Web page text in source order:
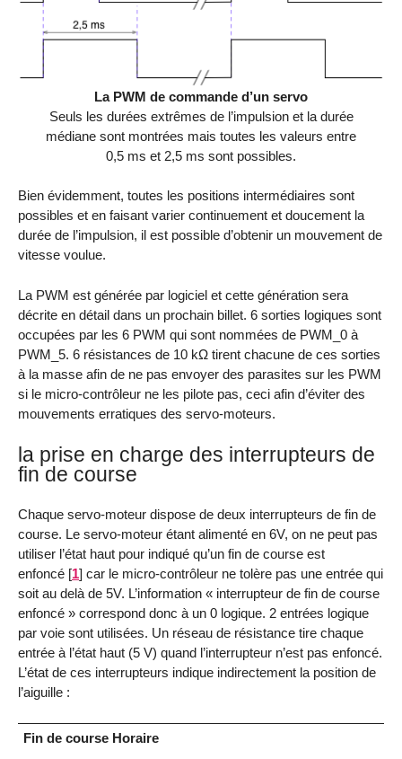
La PWM de commande d’un servo
Seuls les durées extrêmes de l’impulsion et la durée
médiane sont montrées mais toutes les valeurs entre
0,5 ms et 2,5 ms sont possibles.
Bien évidemment, toutes les positions intermédiaires sont
possibles et en faisant varier continuement et doucement la
durée de l’impulsion, il est possible d’obtenir un mouvement de
vitesse voulue.
La PWM est générée par logiciel et cette génération sera
décrite en détail dans un prochain billet. 6 sorties logiques sont
occupées par les 6 PWM qui sont nommées de PWM_0 à
PWM_5. 6 résistances de 10 kΩ tirent chacune de ces sorties
à la masse afin de ne pas envoyer des parasites sur les PWM
si le micro-contrôleur ne les pilote pas, ceci afin d’éviter des
mouvements erratiques des servo-moteurs.
la prise en charge des interrupteurs de
fin de course
Chaque servo-moteur dispose de deux interrupteurs de fin de
course. Le servo-moteur étant alimenté en 6V, on ne peut pas
utiliser l’état haut pour indiqué qu’un fin de course est
enfoncé [1] car le micro-contrôleur ne tolère pas une entrée qui
soit au delà de 5V. L’information « interrupteur de fin de course
enfoncé » correspond donc à un 0 logique. 2 entrées logique
par voie sont utilisées. Un réseau de résistance tire chaque
entrée à l’état haut (5 V) quand l’interrupteur n’est pas enfoncé.
L’état de ces interrupteurs indique indirectement la position de
l’aiguille :
Fin de course Horaire